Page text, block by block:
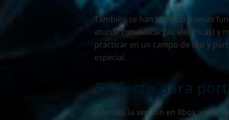
También se han añadido nuevas
aturde con descargas eléctricas) y
practicar en un campo de tiro y
especial.
Perfecto para
Además, la versión en Xbox acaba